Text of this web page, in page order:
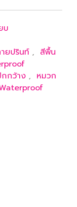
บ
ยปรินท์ , สีพื้น
กว้าง , หมวก